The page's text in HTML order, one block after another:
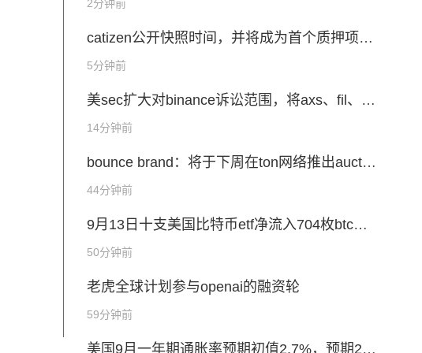
2分钟前
catizen公开快照时间，并将成为首个质押项目
代币获取交易平台代币的项目
5分钟前
美sec扩大对binance诉讼范围，将axs、fil、at
om等代币认定为证券
14分钟前
bounce brand：将于下周在ton网络推出auctio
44分钟前
9月13日十支美国比特币etf净流入704枚btc，
九支以太坊etf净流出708枚eth
50分钟前
老虎全球计划参与openai的融资轮
59分钟前
美国9月一年期通胀率预期初值2.7%，预期2.7